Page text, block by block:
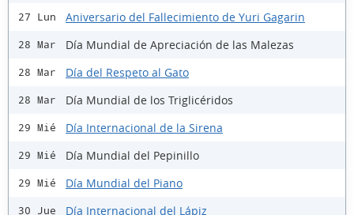
27 Lun Aniversario del Fallecimiento de Yuri Gagarin
28 Mar Día Mundial de Apreciación de las Malezas
28 Mar Día del Respeto al Gato
28 Mar Día Mundial de los Triglicéridos
29 Mié Día Internacional de la Sirena
29 Mié Día Mundial del Pepinillo
29 Mié Día Mundial del Piano
30 Jue Día Internacional del Lápiz